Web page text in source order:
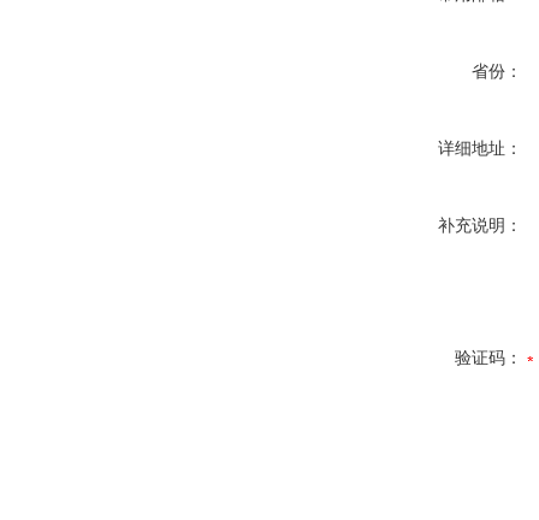
省份：
详细地址：
补充说明：
验证码：